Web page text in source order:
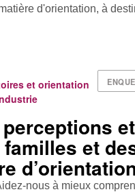
d'orientation, à
et orientation
et
et
nous à mieux